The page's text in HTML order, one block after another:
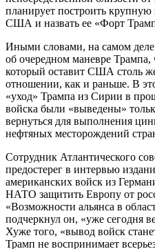
планирует построить
США и назвать ее «Форт
Иными словами, на самом деле
об очередном маневре Трампа,
который оставит США столь
отношении, как и раньше. В
«уход» Трампа из Сирии в
войска были «выведены»
вернуться для выполнения
нефтяных месторождений
Сотрудник Атлантического
предостерег в интервью
американских войск из
НАТО защитить Европу от
«Возможности альянса в
подчеркнул он, «уже сегодня
Хуже того, «вывод войск
Трамп не воспринимает